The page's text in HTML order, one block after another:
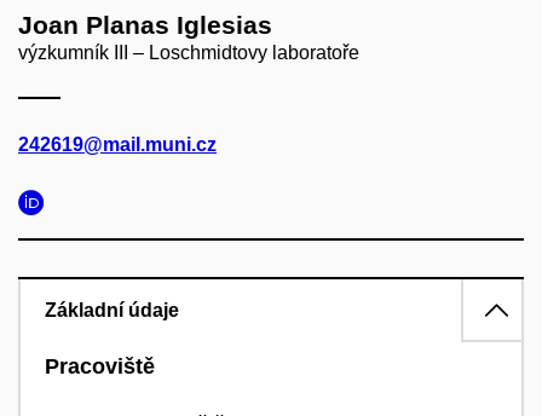
Joan Planas Iglesias
výzkumník III – Loschmidtovy laboratoře
242619@mail.muni.cz
Základní údaje
Pracoviště